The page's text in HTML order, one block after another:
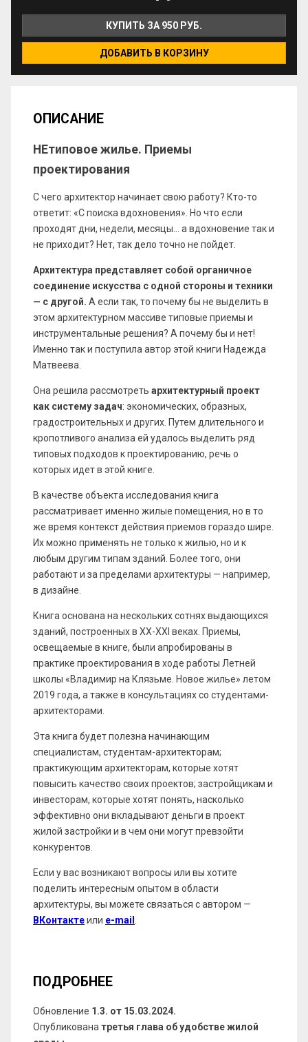
КУПИТЬ ЗА 950 РУБ.
ДОБАВИТЬ В КОРЗИНУ
ОПИСАНИЕ
НЕтиповое жилье. Приемы
проектирования
С чего архитектор начинает свою работу? Кто-то
ответит: «С поиска вдохновения». Но что если
проходят дни, недели, месяцы… а вдохновение так и
не приходит? Нет, так дело точно не пойдет.
Архитектура представляет собой органичное
соединение искусства с одной стороны и техники
— с другой. А если так, то почему бы не выделить в
этом архитектурном массиве типовые приемы и
инструментальные решения? А почему бы и нет!
Именно так и поступила автор этой книги Надежда
Матвеева.
Она решила рассмотреть архитектурный проект
как систему задач: экономических, образных,
градостроительных и других. Путем длительного и
кропотливого анализа ей удалось выделить ряд
типовых подходов к проектированию, речь о
которых идет в этой книге.
В качестве объекта исследования книга
рассматривает именно жилые помещения, но в то
же время контекст действия приемов гораздо шире.
Их можно применять не только к жилью, но и к
любым другим типам зданий. Более того, они
работают и за пределами архитектуры — например,
в дизайне.
Книга основана на нескольких сотнях выдающихся
зданий, построенных в XX-XXI веках. Приемы,
освещаемые в книге, были апробированы в
практике проектирования в ходе работы Летней
школы «Владимир на Клязьме. Новое жилье» летом
2019 года, а также в консультациях со студентами-
архитекторами.
Эта книга будет полезна начинающим
специалистам, студентам-архитекторам;
практикующим архитекторам, которые хотят
повысить качество своих проектов; застройщикам и
инвесторам, которые хотят понять, насколько
эффективно они вкладывают деньги в проект
жилой застройки и в чем они могут превзойти
конкурентов.
Если у вас возникают вопросы или вы хотите
поделить интересным опытом в области
архитектуры, вы можете связаться с автором —
ВКонтактеили e-mail .
ПОДРОБНЕЕ
Обновление 1.3. от 15.03.2024.
Опубликована третья глава об удобстве жилой